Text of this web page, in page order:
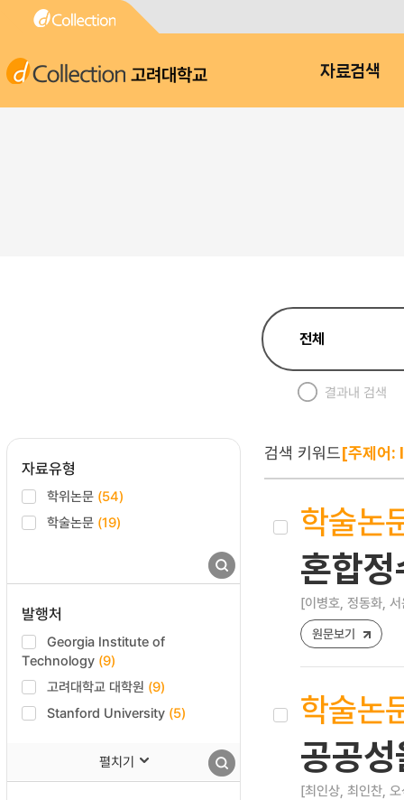
고려대학교 자료검색
결과내 검색
자료유형
학위논문 (54)
학술논문 (19)
발행처
Georgia Institute of
Technology (9)
고려대학교 대학원 (9)
Stanford University (5)
펼치기
검색 키워드[주제
학술논
혼합
[이병호, 정동화,
원문보기
학술논
공공
[최인상, 최인찬,